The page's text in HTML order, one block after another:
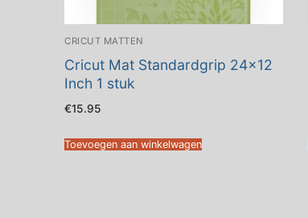
CRICUT MATTEN
Cricut Mat Standardgrip 24×12
Inch 1 stuk
€15.95
Toevoegen aan winkelwagen